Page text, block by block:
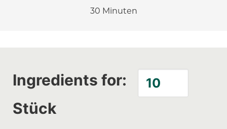
30 Minuten
Ingredients for:
Stück